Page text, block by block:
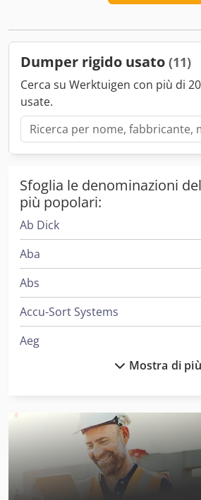
Dumper rigido usato (11)
Cerca su Werktuigen con più di
usate.
Sfoglia le denominazioni
più popolari:
Ab Dick
Aba
Abs
Accu-Sort Systems
Aeg
Mostra di più